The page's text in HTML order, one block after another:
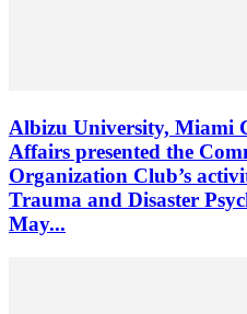
Albizu University, Miami
Affairs presented the
Organization Club’s
Trauma and Disaster
May...